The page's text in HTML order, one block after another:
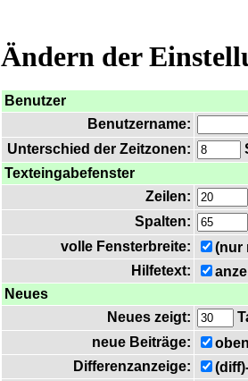
Ändern der
Benutzer
Benutzername:
Unterschied der Zeitzonen:
Texteingabefenster
Zeilen:
Spalten:
volle Fensterbreite:
(nur
Hilfetext:
Neues
Neues zeigt:
neue Beiträge:
Differenzanzeige: